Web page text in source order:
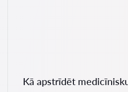
Kā apstrīdēt